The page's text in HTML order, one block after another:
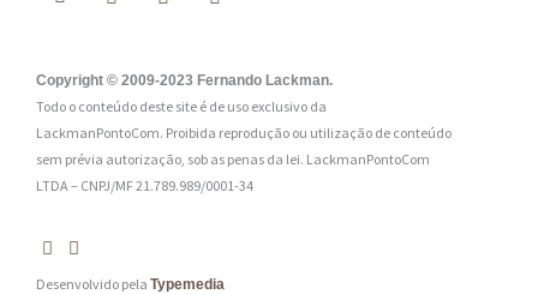
:
*
Copyright © 2009-2023 Fernando Lackman.
Todo o conteúdo deste site é de uso exclusivo da
LackmanPontoCom. Proibida reprodução ou utilização de conteúdo
sem prévia autorização, sob as penas da lei. LackmanPontoCom
LTDA – CNPJ/MF 21.789.989/0001-34
Desenvolvido pela Typemedia